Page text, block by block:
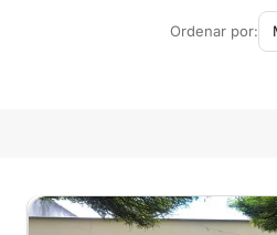
Ordenar por: